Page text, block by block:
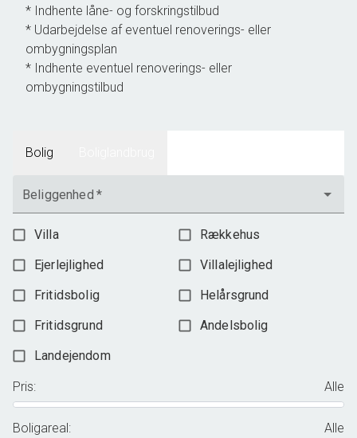
* Indhente låne- og forskringstilbud
* Udarbejdelse af eventuel renoverings- eller
ombygningsplan
* Indhente eventuel renoverings- eller
ombygningstilbud
Bolig
Beliggenhed *
Villa
Rækkehus
Ejerlejlighed
Villalejlighed
Fritidsbolig
Helårsgrund
Fritidsgrund
Andelsbolig
Landejendom
Pris: Alle
Boligareal : Alle